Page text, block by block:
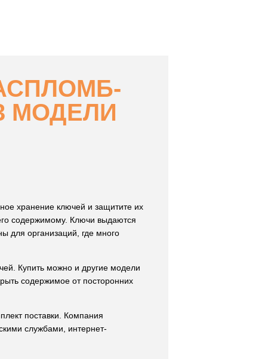
МОДЕЛИ
хранение ключей и защитите их
содержимому. Ключи выдаются
для организаций, где много
Купить можно и другие модели
содержимое от посторонних
поставки. Компания
службами, интернет-